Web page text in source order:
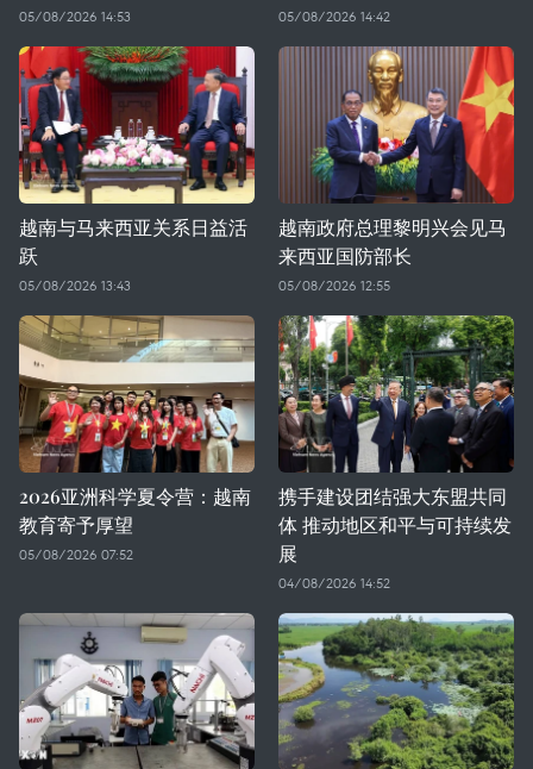
05/08/2026 14:53 05/08/2026 14:42
越南与马来西亚关系日益活
跃
05/08/2026 13:43
越南政府总理黎明兴会见马
来西亚国防部长
05/08/2026 12:55
2026亚洲科学夏令营：越南
教育寄予厚望
05/08/2026 07:52
携手建设团结强大东盟共同
体 推动地区和平与可持续发
展
04/08/2026 14:52